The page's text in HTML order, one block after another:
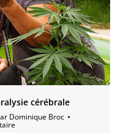
cérébrale
Dominique Broc